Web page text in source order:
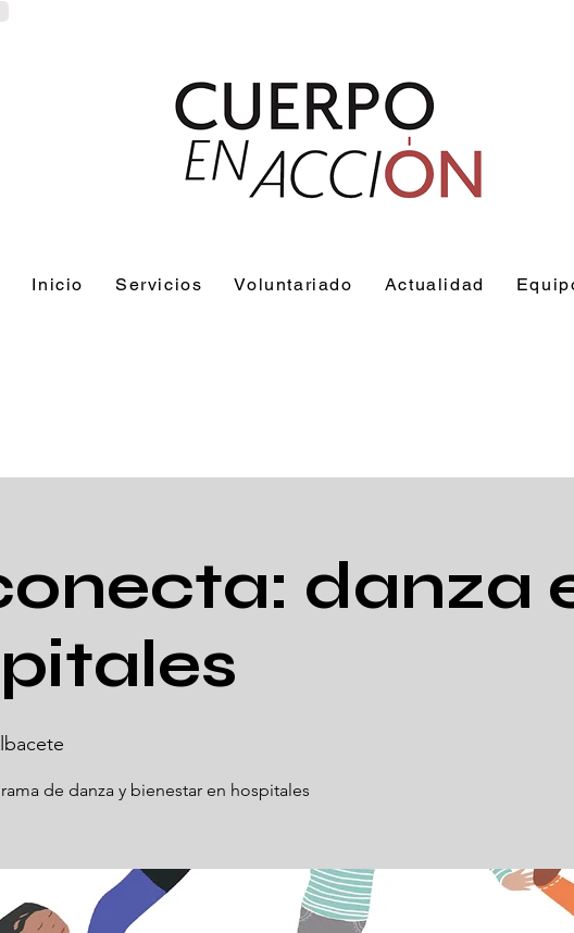
Inicio Servicios Voluntariado Actualidad
danza
de danza y bienestar en hospitales